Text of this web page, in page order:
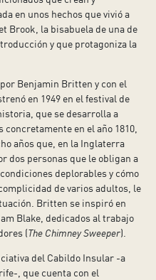
en unos hechos que vivió a
Brook, la bisabuela de una de
y que protagoniza la
por Benjamin Britten y con el
en 1949 en el festival de
que se desarrolla a
en el año 1810,
años que, en la Inglaterra
dos personas que le obligan a
deplorables y cómo
de varios adultos, le
Britten se inspiró en
Blake, dedicados al trabajo
(The Chimney Sweeper).
del Cabildo Insular -a
, que cuenta con el